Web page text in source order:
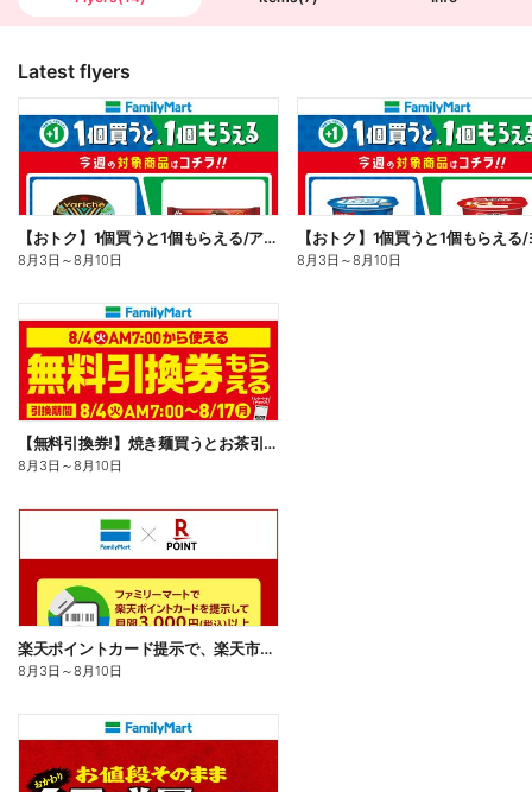
Latest flyers
【おトク】1個買うと1個もらえる/アイス
8月3日 ～8月10日 8月3日 ～8月10日
【無料引換券!】焼き麺買うとお茶引換券貰える!
8月3日 ～8月10日
楽天ポイントカード提示で、楽天市場でのお買い物がおトクに!
8月3日 ～8月10日